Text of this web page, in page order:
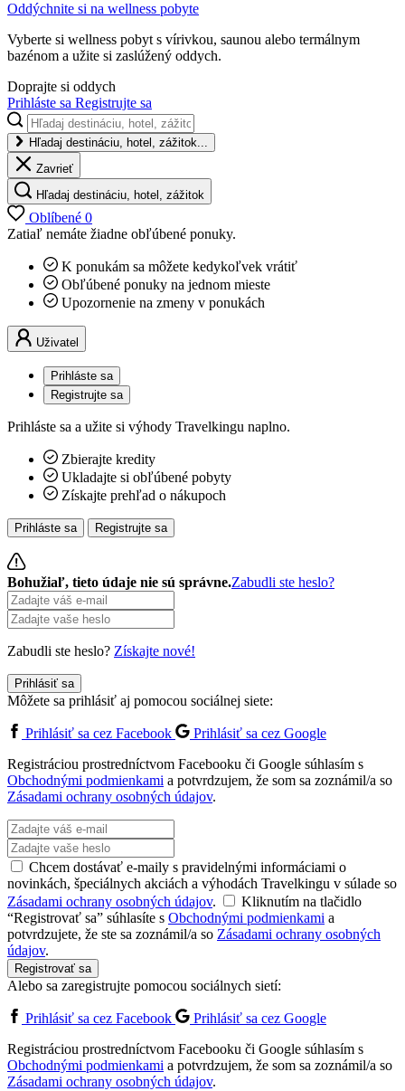
Oddýchnite si na wellness pobyte
Vyberte si wellness pobyt s vírivkou, saunou alebo termálnym
bazénom a užite si zaslúžený oddych.
Doprajte si oddych
Prihláste sa Registrujte sa
Hľadaj destináciu, hotel, zážitok...
Zavrieť
Hľadaj destináciu, hotel, zážitok
Oblíbené 0
Zatiaľ nemáte žiadne obľúbené ponuky.
K ponukám sa môžete kedykoľvek vrátiť
Obľúbené ponuky na jednom mieste
Upozornenie na zmeny v ponukách
Uživatel
Prihláste sa
Registrujte sa
Prihláste sa a užite si výhody Travelkingu naplno.
Zbierajte kredity
Ukladajte si obľúbené pobyty
Získajte prehľad o nákupoch
Prihláste sa Registrujte sa
Bohužiaľ, tieto údaje nie sú správne.Zabudli ste heslo?
Zabudli ste heslo? Získajte nové!
Prihlásiť sa
Môžete sa prihlásiť aj pomocou sociálnej siete:
Prihlásiť sa cez Facebook
Prihlásiť sa cez Google
Registráciou prostredníctvom Facebooku či Google súhlasím s
Obchodnými podmienkami a potvrdzujem, že som sa zoznámil/a so
Zásadami ochrany osobných údajov.
Chcem dostávať e-maily s pravidelnými informáciami o
novinkách, špeciálnych akciách a výhodách Travelkingu v súlade so
Zásadami ochrany osobných údajov.
Kliknutím na tlačidlo
“Registrovať sa” súhlasíte s Obchodnými podmienkami a
potvrdzujete, že ste sa zoznámil/a so Zásadami ochrany osobných
údajov.
Registrovať sa
Alebo sa zaregistrujte pomocou sociálnych sietí:
Prihlásiť sa cez Facebook
Prihlásiť sa cez Google
Registráciou prostredníctvom Facebooku či Google súhlasím s
Obchodnými podmienkami a potvrdzujem, že som sa zoznámil/a so
Zásadami ochrany osobných údajov.